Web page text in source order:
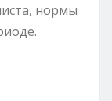
нормы